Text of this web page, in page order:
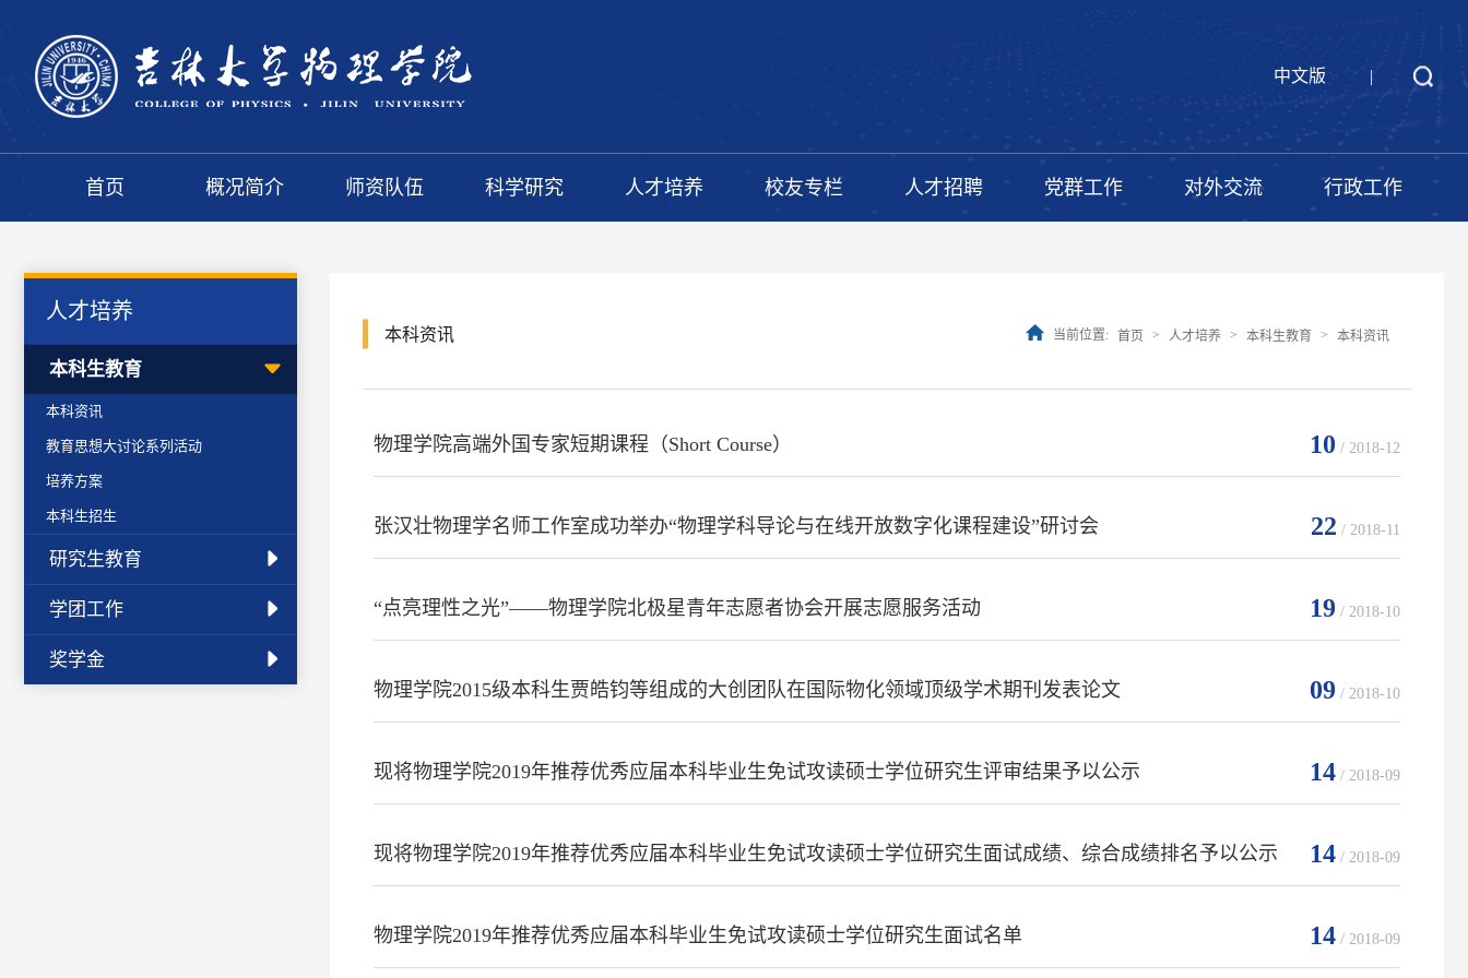
中文版 |
首页 概况简介 师资队伍 科学研究 人才培养 校友专栏 人才招聘 党群工作 对外交流 行政工作
人才培养
本科生教育
本科资讯
教育思想大讨论系列活动
培养方案
本科生招生
研究生教育
学团工作
奖学金
本科资讯 当前位置: 首页 > 人才培养 > 本科生教育 > 本科资讯
10 / 2018-12
物理学院高端外国专家短期课程（Short Course）
22 / 2018-11
张汉壮物理学名师工作室成功举办“物理学科导论与在线开放数字化课程建设”研讨会
19 / 2018-10
“点亮理性之光”——物理学院北极星青年志愿者协会开展志愿服务活动
09 / 2018-10
物理学院2015级本科生贾皓钧等组成的大创团队在国际物化领域顶级学术期刊发表论文
14 / 2018-09
现将物理学院2019年推荐优秀应届本科毕业生免试攻读硕士学位研究生评审结果予以公示
14 / 2018-09
现将物理学院2019年推荐优秀应届本科毕业生免试攻读硕士学位研究生面试成绩、综合成绩排名予以公示
14 / 2018-09
物理学院2019年推荐优秀应届本科毕业生免试攻读硕士学位研究生面试名单